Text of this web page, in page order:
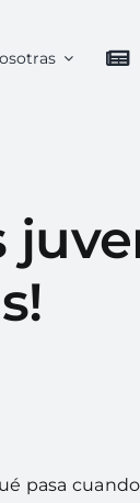
pasa